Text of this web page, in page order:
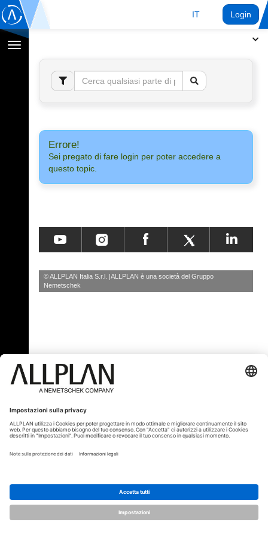
IT Login
Toggle
navigation
Errore!
Sei pregato di fare login per poter accedere a
questo topic.
© ALLPLAN Italia S.r.l. ALLPLAN è una società del Gruppo
Nemetschek